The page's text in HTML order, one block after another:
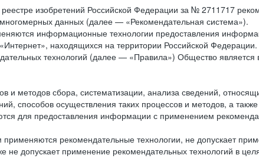
изобретений Российской Федерации за № 2711717
данных (далее — «Рекомендательная система»).
информационные технологии предоставления
находящихся на территории Российской Федерации.
технологий (далее — «Правила») Общество
и методов сбора, систематизации, анализа сведений,
способов осуществления таких процессов и методов, а
для предоставления информации с применением
рекомендательные технологии, не допускает
не допускает применение рекомендательных технологий в